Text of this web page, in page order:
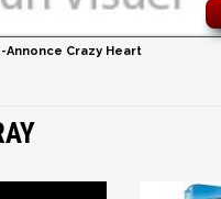
Annonce Crazy Heart